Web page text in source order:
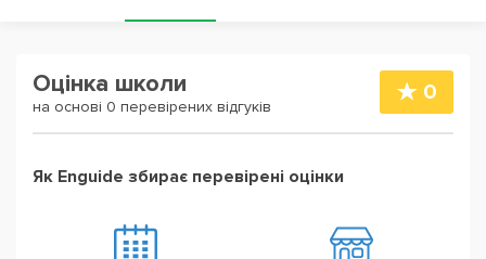
Оцінка школи
на основі 0 перевірених відгуків
0
Як Enguide збирає перевірені оцінки